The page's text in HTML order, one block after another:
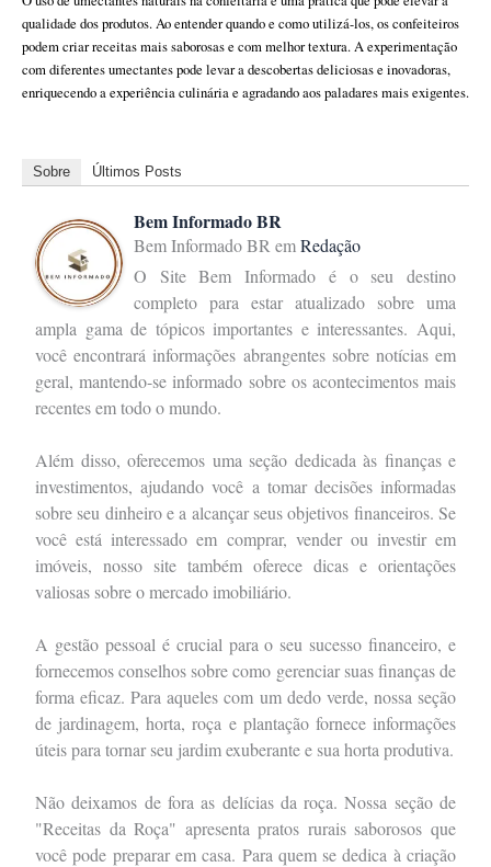
qualidade dos produtos. Ao entender quando e como utilizá-los, os confeiteiros
podem criar receitas mais saborosas e com melhor textura. A experimentação
com diferentes umectantes pode levar a descobertas deliciosas e inovadoras,
enriquecendo a experiência culinária e agradando aos paladares mais exigentes.
Sobre Últimos Posts
Bem Informado BR
Bem Informado BR emRedação
O Site Bem Informado é o seu destino
completo para estar atualizado sobre uma
ampla gama de tópicos importantes e interessantes. Aqui,
você encontrará informações abrangentes sobre notícias em
geral, mantendo-se informado sobre os acontecimentos mais
recentes em todo o mundo.
Além disso, oferecemos uma seção dedicada às finanças e
investimentos, ajudando você a tomar decisões informadas
sobre seu dinheiro e a alcançar seus objetivos financeiros. Se
você está interessado em comprar, vender ou investir em
imóveis, nosso site também oferece dicas e orientações
valiosas sobre o mercado imobiliário.
A gestão pessoal é crucial para o seu sucesso financeiro, e
fornecemos conselhos sobre como gerenciar suas finanças de
forma eficaz. Para aqueles com um dedo verde, nossa seção
de jardinagem, horta, roça e plantação fornece informações
úteis para tornar seu jardim exuberante e sua horta produtiva.
Não deixamos de fora as delícias da roça. Nossa seção de
"Receitas da Roça" apresenta pratos rurais saborosos que
você pode preparar em casa. Para quem se dedica à criação